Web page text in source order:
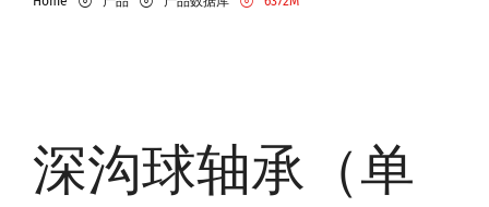
深沟球轴承（单